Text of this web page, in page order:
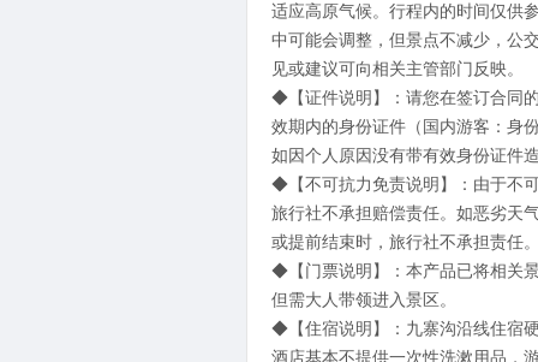
适应高原气候。行程内的时间仅供
中可能会调整，但景点不减少，公
见或建议可向相关主管部门反映。
◆【证件说明】：请您在签订合同
效期内的身份证件（国内游客：身
如因个人原因没有带有效身份证件
◆【不可抗力免责说明】：由于不
旅行社不承担赔偿责任。如恶劣天
或提前结束时，旅行社不承担责任
◆【门票说明】：本产品已将相关
但需大人带领进入景区。
◆【住宿说明】：九寨沟沿线住宿
酒店基本不提供一次性洗漱用品，